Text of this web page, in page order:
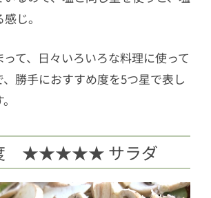
じ。
て、日々いろいろな料理に使って
勝手におすすめ度を5つ星で表し
度 ★★★★★ サラダ